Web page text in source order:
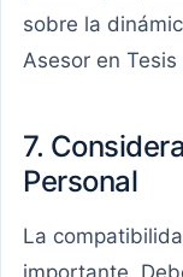
sobre la
Asesor en
7.
Personal
La
importante.